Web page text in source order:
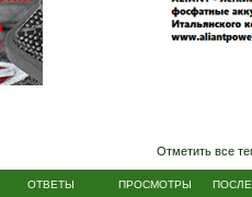
Отметить все
ОТВЕТЫ ПРОСМОТРЫ